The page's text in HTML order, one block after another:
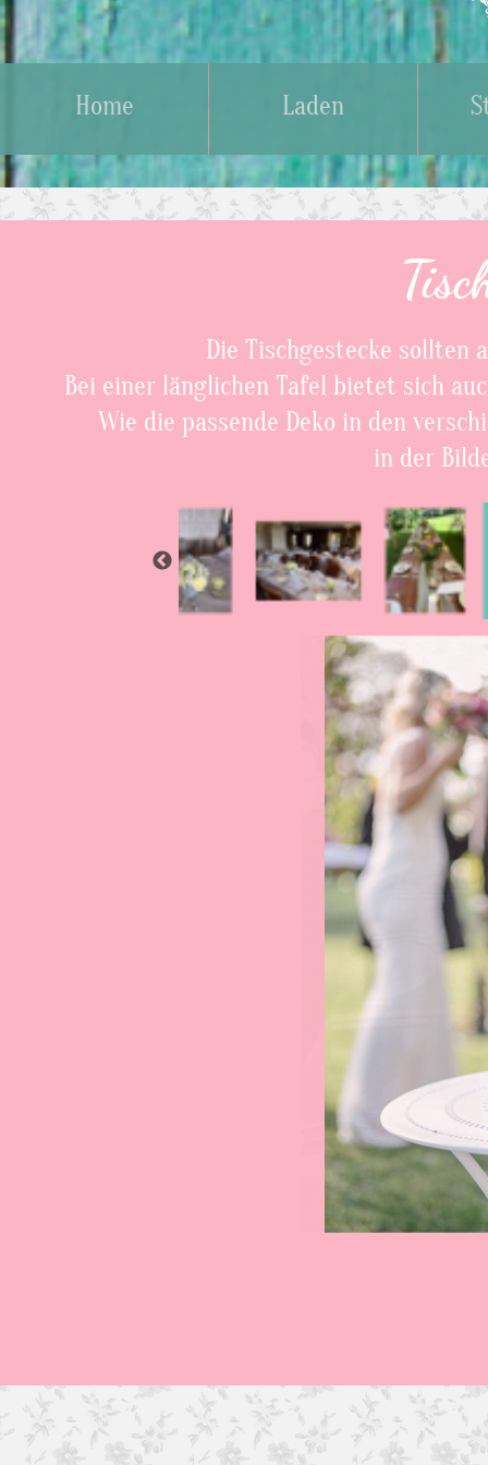
Home Laden
Die Tischgestecke sollten
Bei einer länglichen Tafel bietet sich
Wie die passende Deko in den
in der